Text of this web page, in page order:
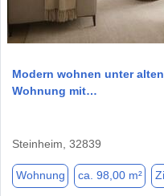
Modern wohnen unter
Wohnung mit…
Steinheim, 32839
Wohnung ca. 98,00 m²